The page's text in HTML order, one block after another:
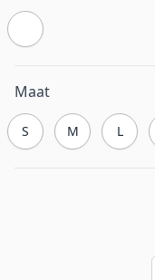
Maat
S M L